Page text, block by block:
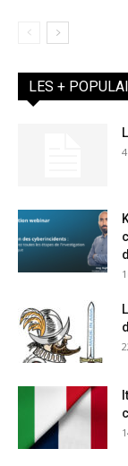
LES +